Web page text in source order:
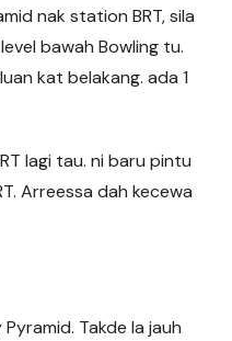
nak station BRT, sila
bawah Bowling tu.
kat belakang. ada 1
lagi tau. ni baru pintu
Arreessa dah kecewa
Takde la jauh